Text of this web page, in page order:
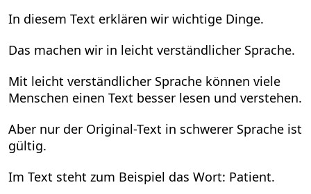
In diesem Text erklären wir wichtige Dinge.
Das machen wir in leicht verständlicher Sprache.
Mit leicht verständlicher Sprache können viele
Menschen einen Text besser lesen und verstehen.
Aber nur der Original-Text in schwerer Sprache ist
gültig.
Im Text steht zum Beispiel das Wort: Patient.